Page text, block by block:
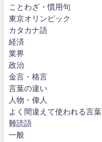
ことわざ・慣用句
東京オリンピック
カタカナ語
経済
業界
政治
金言・格言
言葉の違い
人物・偉人
よく間違えて使われる言葉
難読語
一般